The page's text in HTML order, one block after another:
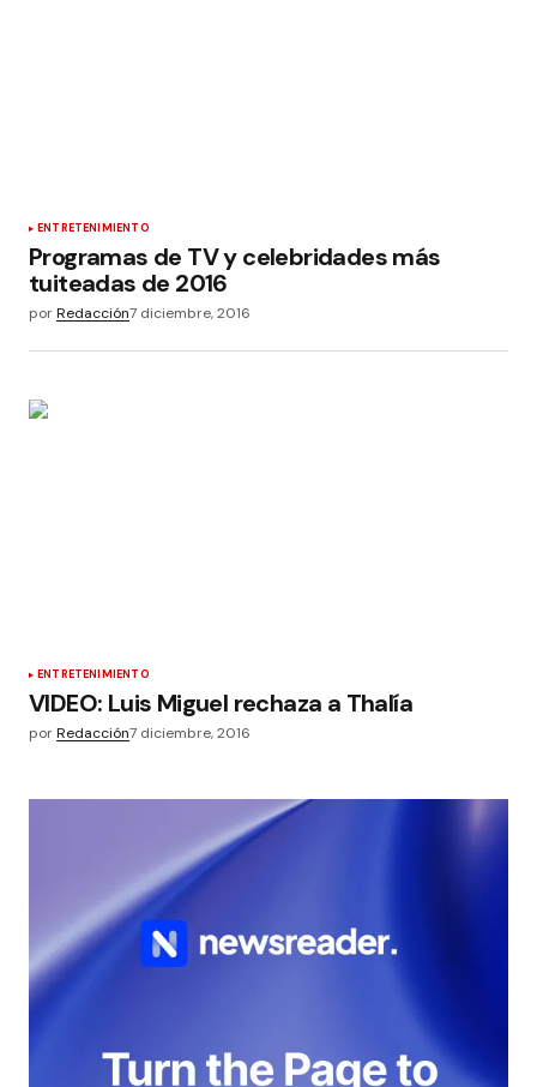
ENTRETENIMIENTO
Programas de TV y celebridades más
tuiteadas de 2016
porRedacción7 diciembre, 2016
ENTRETENIMIENTO
VIDEO: Luis Miguel rechaza a Thalía
porRedacción7 diciembre, 2016